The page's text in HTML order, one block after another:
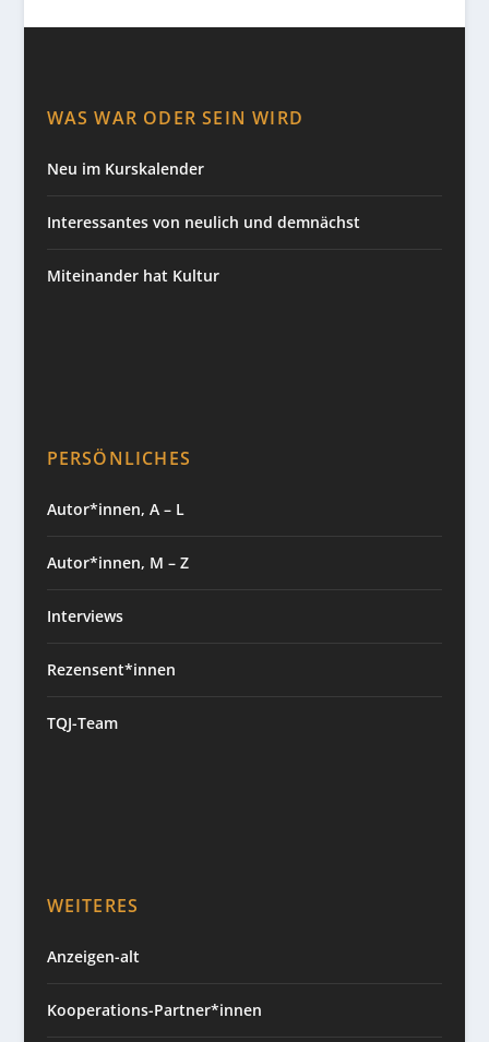
WAS WAR ODER SEIN WIRD
Neu im Kurskalender
Interessantes von neulich und demnächst
Miteinander hat Kultur
PERSÖNLICHES
Autor*innen, A – L
Autor*innen, M – Z
Interviews
Rezensent*innen
TQJ-Team
WEITERES
Anzeigen-alt
Kooperations-Partner*innen